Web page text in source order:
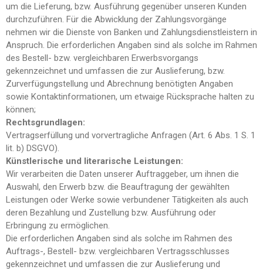
um die Lieferung, bzw. Ausführung gegenüber unseren Kunden
durchzuführen. Für die Abwicklung der Zahlungsvorgänge
nehmen wir die Dienste von Banken und Zahlungsdienstleistern in
Anspruch. Die erforderlichen Angaben sind als solche im Rahmen
des Bestell- bzw. vergleichbaren Erwerbsvorgangs
gekennzeichnet und umfassen die zur Auslieferung, bzw.
Zurverfügungstellung und Abrechnung benötigten Angaben
sowie Kontaktinformationen, um etwaige Rücksprache halten zu
können;
Rechtsgrundlagen:
Vertragserfüllung und vorvertragliche Anfragen (Art. 6 Abs. 1 S. 1
lit. b) DSGVO).
Künstlerische und literarische Leistungen:
Wir verarbeiten die Daten unserer Auftraggeber, um ihnen die
Auswahl, den Erwerb bzw. die Beauftragung der gewählten
Leistungen oder Werke sowie verbundener Tätigkeiten als auch
deren Bezahlung und Zustellung bzw. Ausführung oder
Erbringung zu ermöglichen.
Die erforderlichen Angaben sind als solche im Rahmen des
Auftrags-, Bestell- bzw. vergleichbaren Vertragsschlusses
gekennzeichnet und umfassen die zur Auslieferung und